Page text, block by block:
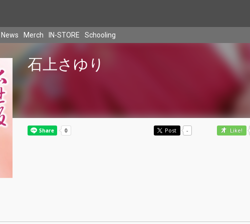
News Merch IN-STORE Schooling
石上さゆり
Post - Like!